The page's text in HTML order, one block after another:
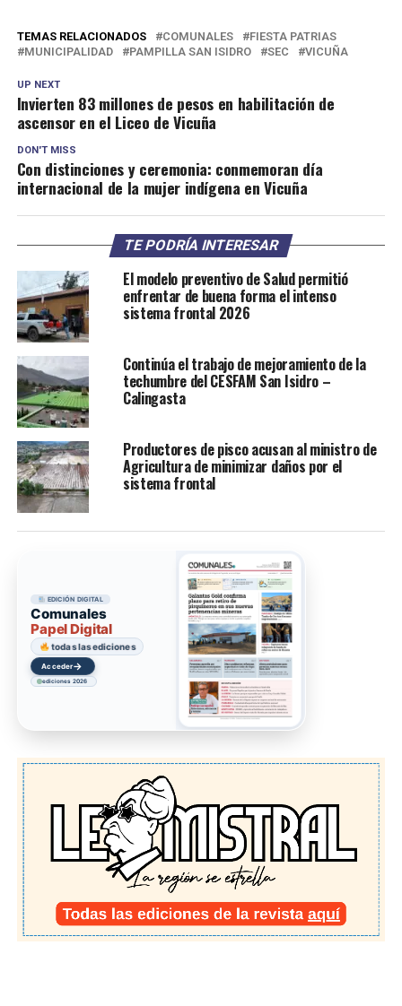
TEMAS RELACIONADOS COMUNALES
FIESTA PATRIAS
MUNICIPALIDAD
PAMPILLA SAN ISIDRO SEC VICUÑA
UP NEXT
Invierten 83 millones de pesos en habilitación de
ascensor en el Liceo de Vicuña
DON'T MISS
Con distinciones y ceremonia: conmemoran día
internacional de la mujer indígena en Vicuña
TE PODRÍA INTERESAR
El modelo preventivo de Salud permitió
enfrentar de buena forma el intenso
sistema frontal 2026
Continúa el trabajo de mejoramiento de la
techumbre del CESFAM San Isidro –
Calingasta
Productores de pisco acusan al ministro de
Agricultura de minimizar daños por el
sistema frontal
EDICIÓN DIGITAL
Comunales
Papel Digital
todas las ediciones
Acceder→
ediciones 2026